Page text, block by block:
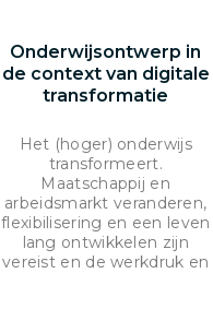
Onderwijsontwerp in
de context van digitale
transformatie
Het (hoger) onderwijs
transformeert.
Maatschappij en
arbeidsmarkt veranderen,
flexibilisering en een leven
lang ontwikkelen zijn
vereist en de werkdruk en